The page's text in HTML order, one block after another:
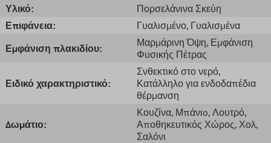
Υλικό:
Πορσελάνινα Σκεύη
Επιφάνεια:
Γυαλισμένο, Γυαλισμένα
Εμφάνιση πλακιδίου:
Μαρμάρινη Όψη, Εμφάνιση
Φυσικής Πέτρας
Ειδικό χαρακτηριστικό:
Σνθεκτικό στο νερό,
Κατάλληλο για ενδοδαπέδια
θέρμανση
Δωμάτιο:
Κουζίνα, Μπάνιo, Λουτρό,
Αποθηκευτικός Χώρος, Χολ,
Σαλόνι